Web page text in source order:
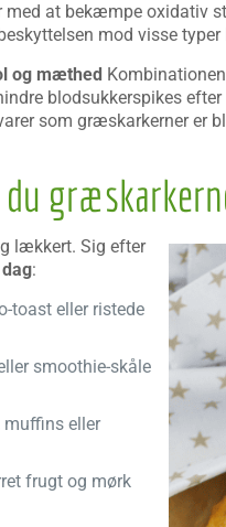
at bekæmpe oxidativ
mod visse
og mæthed
blodsukkerspikes
som græskarkerner er
lækkert. Sig efter
:
toast eller ristede
smoothie-skåle
eller
frugt og mørk